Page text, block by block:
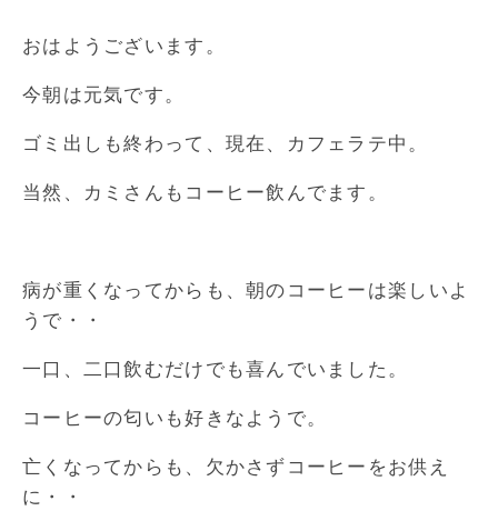
おはようございます。
今朝は元気です。
ゴミ出しも終わって、現在、カフェラテ中。
当然、カミさんもコーヒー飲んでます。
病が重くなってからも、朝のコーヒーは楽しいよ
うで・・
一口、二口飲むだけでも喜んでいました。
コーヒーの匂いも好きなようで。
亡くなってからも、欠かさずコーヒーをお供え
に・・